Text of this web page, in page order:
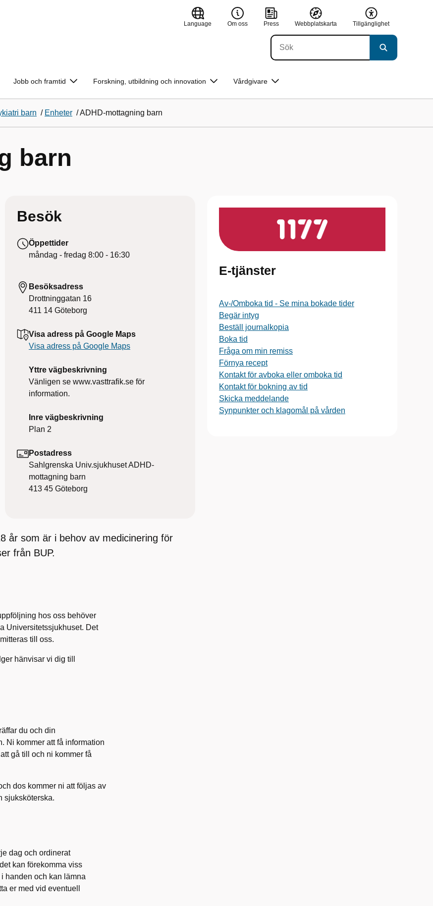
Language Om oss Press Webbplatskarta Tillgänglighet
Jobb och framtid Forskning, utbildning och innovation Vårdgivare
barn / Enheter /ADHD-mottagning barn
barn
Besök
Öppettider
måndag - fredag 8:00 - 16:30
Besöksadress
Drottninggatan 16
411 14 Göteborg
Visa adress på Google Maps
Visa adress på Google Maps
Yttre vägbeskrivning
Vänligen se www.vasttrafik.se för
information.
Inre vägbeskrivning
Plan 2
Postadress
Sahlgrenska Univ.sjukhuset ADHD-
mottagning barn
413 45 Göteborg
år som är i behov av medicinering för
från BUP.
hos oss behöver
Universitetssjukhuset. Det
till oss.
hänvisar vi dig till
du och din
Ni kommer att få information
gå till och ni kommer få
dos kommer ni att följas av
sjuksköterska.
dag och ordinerat
kan förekomma viss
handen och kan lämna
er med vid eventuell
E-tjänster
Av-/Omboka tid - Se mina bokade tider
Begär intyg
Beställ journalkopia
Boka tid
Fråga om min remiss
Förnya recept
Kontakt för avboka eller omboka tid
Kontakt för bokning av tid
Skicka meddelande
Synpunkter och klagomål på vården